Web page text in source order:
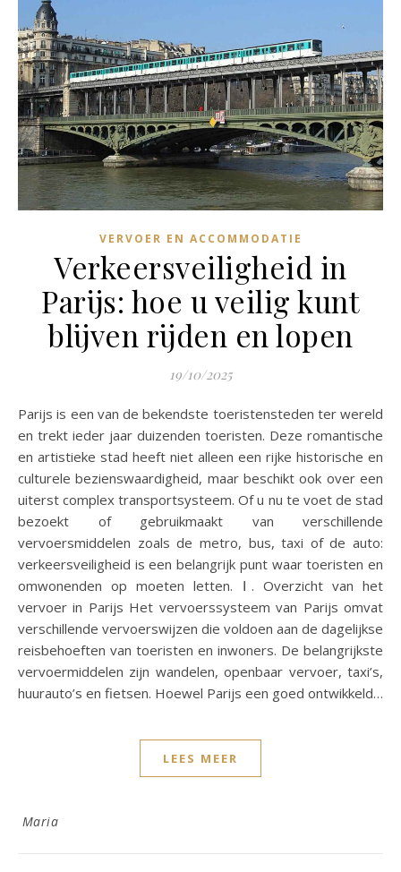
VERVOER EN ACCOMMODATIE
Verkeersveiligheid in
Parijs: hoe u veilig kunt
blijven rijden en lopen
19/10/2025
Parijs is een van de bekendste toeristensteden ter wereld
en trekt ieder jaar duizenden toeristen. Deze romantische
en artistieke stad heeft niet alleen een rijke historische en
culturele bezienswaardigheid, maar beschikt ook over een
uiterst complex transportsysteem. Of u nu te voet de stad
bezoekt of gebruikmaakt van verschillende
vervoersmiddelen zoals de metro, bus, taxi of de auto:
verkeersveiligheid is een belangrijk punt waar toeristen en
omwonenden op moeten letten. Ⅰ. Overzicht van het
vervoer in Parijs Het vervoerssysteem van Parijs omvat
verschillende vervoerswijzen die voldoen aan de dagelijkse
reisbehoeften van toeristen en inwoners. De belangrijkste
vervoermiddelen zijn wandelen, openbaar vervoer, taxi’s,
huurauto’s en fietsen. Hoewel Parijs een goed ontwikkeld…
LEES MEER
Maria